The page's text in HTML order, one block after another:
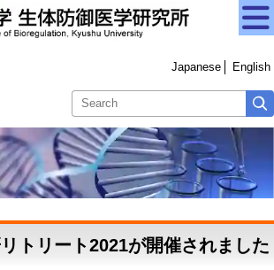
Japanese English
トリート2021が開催されました